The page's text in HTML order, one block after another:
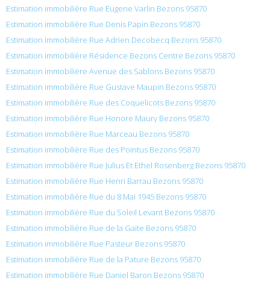
Estimation immobilière Rue Eugene Varlin Bezons 95870
Estimation immobilière Rue Denis Papin Bezons 95870
Estimation immobilière Rue Adrien Decobecq Bezons 95870
Estimation immobilière Résidence Bezons Centre Bezons 95870
Estimation immobilière Avenue des Sablons Bezons 95870
Estimation immobilière Rue Gustave Maupin Bezons 95870
Estimation immobilière Rue des Coquelicots Bezons 95870
Estimation immobilière Rue Honore Maury Bezons 95870
Estimation immobilière Rue Marceau Bezons 95870
Estimation immobilière Rue des Pointus Bezons 95870
Estimation immobilière Rue Julius Et Ethel Rosenberg Bezons 95870
Estimation immobilière Rue Henri Barrau Bezons 95870
Estimation immobilière Rue du 8 Mai 1945 Bezons 95870
Estimation immobilière Rue du Soleil Levant Bezons 95870
Estimation immobilière Rue de la Gaite Bezons 95870
Estimation immobilière Rue Pasteur Bezons 95870
Estimation immobilière Rue de la Pature Bezons 95870
Estimation immobilière Rue Daniel Baron Bezons 95870